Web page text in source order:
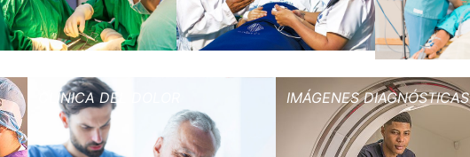
CLÍNICA DEL DOLOR IMÁGENES DIAGNÓSTICAS